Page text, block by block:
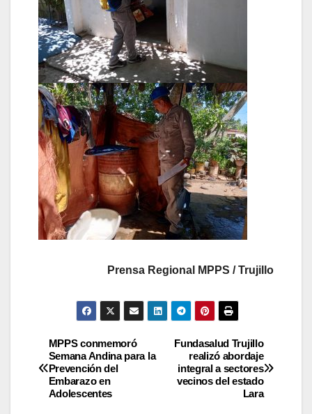
Prensa Regional MPPS / Trujillo
Fundasalud Trujillo
realizó abordaje
integral a sectores
vecinos del estado
Lara
MPPS conmemoró
Semana Andina para la
Prevención del
Embarazo en
Adolescentes